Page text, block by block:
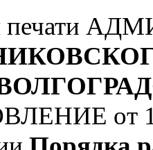
печати
от